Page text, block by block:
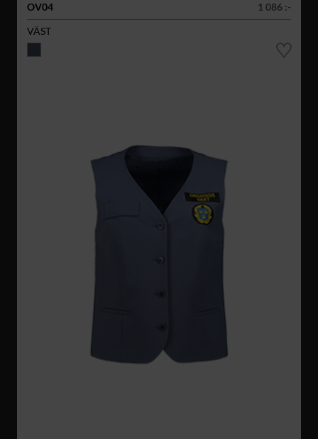
OV04
1 086 :-
VÄST